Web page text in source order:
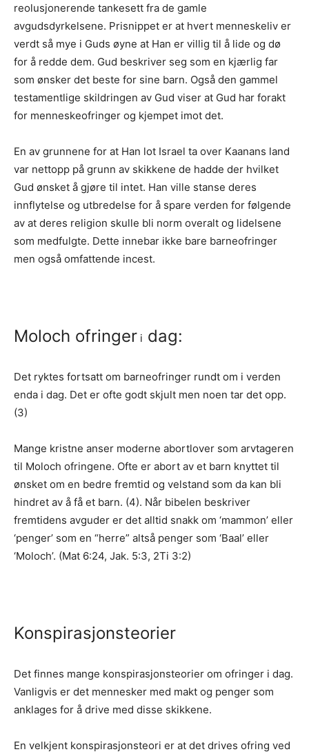
reolusjonerende tankesett fra de gamle
avgudsdyrkelsene. Prisnippet er at hvert menneskeliv er
verdt så mye i Guds øyne at Han er villig til å lide og dø
for å redde dem. Gud beskriver seg som en kjærlig far
som ønsker det beste for sine barn. Også den gammel
testamentlige skildringen av Gud viser at Gud har forakt
for menneskeofringer og kjempet imot det.
En av grunnene for at Han lot Israel ta over Kaanans land
var nettopp på grunn av skikkene de hadde der hvilket
Gud ønsket å gjøre til intet. Han ville stanse deres
innflytelse og utbredelse for å spare verden for følgende
av at deres religion skulle bli norm overalt og lidelsene
som medfulgte. Dette innebar ikke bare barneofringer
men også omfattende incest.
Moloch ofringer i dag:
Det ryktes fortsatt om barneofringer rundt om i verden
enda i dag. Det er ofte godt skjult men noen tar det opp.
(3)
Mange kristne anser moderne abortlover som arvtageren
til Moloch ofringene. Ofte er abort av et barn knyttet til
ønsket om en bedre fremtid og velstand som da kan bli
hindret av å få et barn. (4). Når bibelen beskriver
fremtidens avguder er det alltid snakk om ‘mammon’ eller
‘penger’ som en “herre” altså penger som ‘Baal’ eller
‘Moloch’. (Mat 6:24, Jak. 5:3, 2Ti 3:2)
Konspirasjonsteorier
Det finnes mange konspirasjonsteorier om ofringer i dag.
Vanligvis er det mennesker med makt og penger som
anklages for å drive med disse skikkene.
En velkjent konspirasjonsteori er at det drives ofring ved